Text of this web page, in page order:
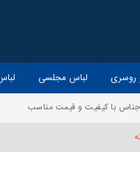
روسری لباس مجلسی
با کیفیت و قیمت مناسب